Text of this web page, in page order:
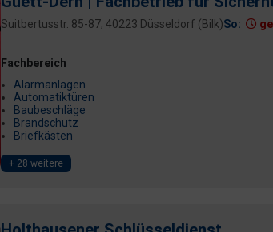
Suitbertusstr. 85-87, 40223 Düsseldorf (Bilk)So:
Fachbereich
Alarmanlagen
Automatiktüren
Baubeschläge
Brandschutz
Briefkästen
+ 28 weitere